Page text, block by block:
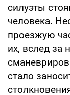
силуэты
человека.
проезжую
их, вслед за
стало